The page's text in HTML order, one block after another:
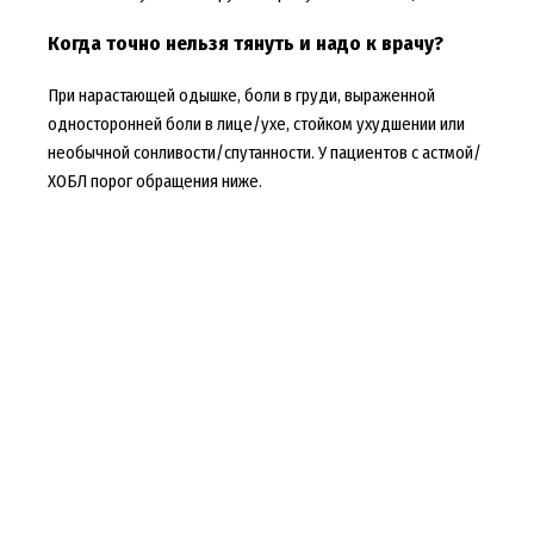
Когда точно нельзя тянуть и надо к врачу?
При нарастающей одышке, боли в груди, выраженной
односторонней боли в лице/ухе, стойком ухудшении или
необычной сонливости/спутанности. У пациентов с астмой/
ХОБЛ порог обращения ниже.